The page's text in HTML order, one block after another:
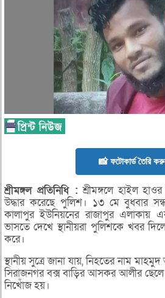
📸 ফটোকার্ড তৈরি
শ্রীমঙ্গলপ্রতিনিধি : শ্রীমঙ্গলে হাইল
উদ্ধার করেছে পুলিশ। ১৩ মে বুধবার
কালাপুর ইউনিয়নের রাজাপুর এলাকায়
ভাসতে দেখে স্থানীয়রা পুলিশকে খবর
করে।
স্থানীয় সুত্রে জানা যায়, নিহতের নাম
সিরাজনগর বক্স বাড়ির আসকর আলীর
নিখোঁজ হয়।